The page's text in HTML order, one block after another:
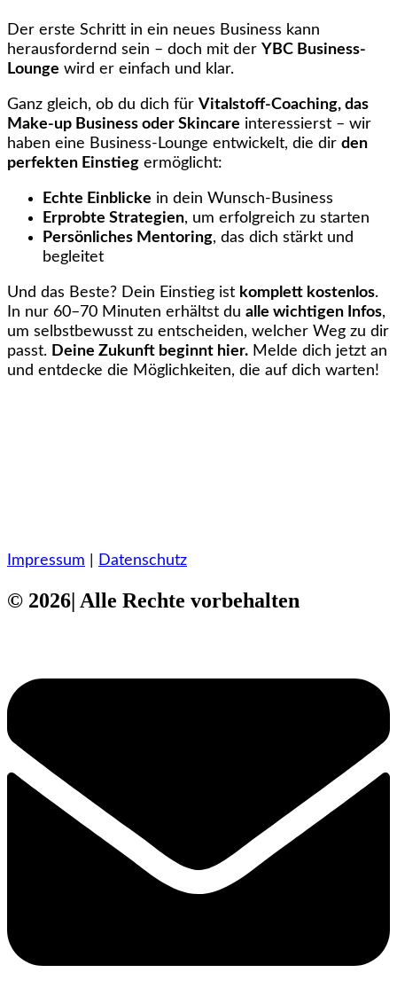
Der erste Schritt in ein neues Business kann
herausfordernd sein – doch mit der YBC Business-
Lounge wird er einfach und klar.
Ganz gleich, ob du dich für Vitalstoff-Coaching, das
Make-up Business oder Skincare interessierst – wir
haben eine Business-Lounge entwickelt, die dir den
perfekten Einstieg ermöglicht:
Echte Einblicke in dein Wunsch-Business
Erprobte Strategien, um erfolgreich zu starten
Persönliches Mentoring, das dich stärkt und
begleitet
Und das Beste? Dein Einstieg ist komplett kostenlos.
In nur 60–70 Minuten erhältst du alle wichtigen Infos,
um selbstbewusst zu entscheiden, welcher Weg zu dir
passt. Deine Zukunft beginnt hier. Melde dich jetzt an
und entdecke die Möglichkeiten, die auf dich warten!
Impressum Datenschutz
© 2026| Alle Rechte vorbehalten